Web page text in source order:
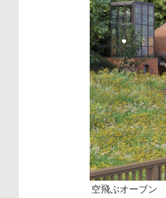
空飛ぶオーブン